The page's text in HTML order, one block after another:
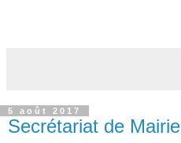
5 août 2017
Secrétariat de Mairie